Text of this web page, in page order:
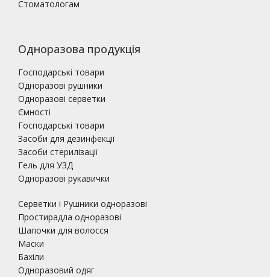
Стоматологам
Одноразова продукція
Господарські товари
Одноразові рушники
Одноразові серветки
Ємності
Господарські товари
Засоби для дезинфекції
Засоби стерилізації
Гель для УЗД
Одноразові рукавички
Серветки і Рушники одноразові
Простирадла одноразові
Шапочки для волосся
Маски
Бахіли
Одноразовий одяг